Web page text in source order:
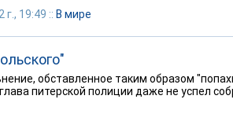
19:49 :: В мире
обставленное таким образом
питерской полиции даже не успел